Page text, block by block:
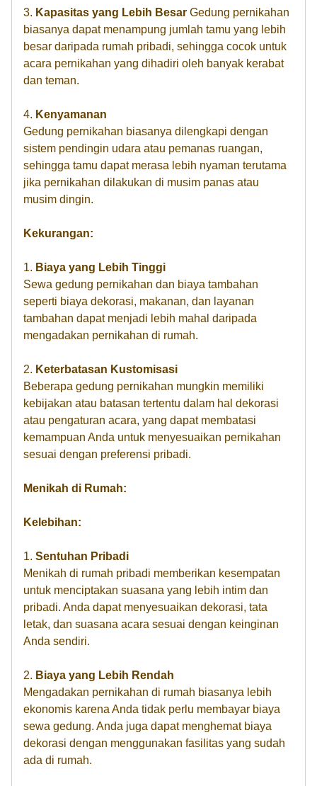
3. Kapasitas yang Lebih Besar Gedung pernikahan
biasanya dapat menampung jumlah tamu yang lebih
besar daripada rumah pribadi, sehingga cocok untuk
acara pernikahan yang dihadiri oleh banyak kerabat
dan teman.
4. Kenyamanan
Gedung pernikahan biasanya dilengkapi dengan
sistem pendingin udara atau pemanas ruangan,
sehingga tamu dapat merasa lebih nyaman terutama
jika pernikahan dilakukan di musim panas atau
musim dingin.
Kekurangan:
1. Biaya yang Lebih Tinggi
Sewa gedung pernikahan dan biaya tambahan
seperti biaya dekorasi, makanan, dan layanan
tambahan dapat menjadi lebih mahal daripada
mengadakan pernikahan di rumah.
2. Keterbatasan Kustomisasi
Beberapa gedung pernikahan mungkin memiliki
kebijakan atau batasan tertentu dalam hal dekorasi
atau pengaturan acara, yang dapat membatasi
kemampuan Anda untuk menyesuaikan pernikahan
sesuai dengan preferensi pribadi.
Menikah di Rumah:
Kelebihan:
1. Sentuhan Pribadi
Menikah di rumah pribadi memberikan kesempatan
untuk menciptakan suasana yang lebih intim dan
pribadi. Anda dapat menyesuaikan dekorasi, tata
letak, dan suasana acara sesuai dengan keinginan
Anda sendiri.
2. Biaya yang Lebih Rendah
Mengadakan pernikahan di rumah biasanya lebih
ekonomis karena Anda tidak perlu membayar biaya
sewa gedung. Anda juga dapat menghemat biaya
dekorasi dengan menggunakan fasilitas yang sudah
ada di rumah.